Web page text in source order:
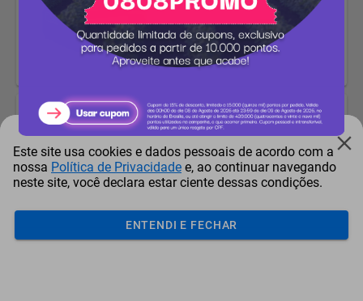
27.633 pontos -2%
27.080pontos
Bateria Dewalt 20V-60v
Flexvolt Li-Ion 9.0Ah Dcb609-
B3Pontos + Dinheiro
64.719pontos
Este site usa cookies e dados pessoais de acordo com a
nossa Política de Privacidade e, ao continuar navegando
neste site, você declara estar ciente dessas condições.
ENTENDI E FECHAR